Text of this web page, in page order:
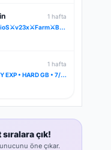
1 hafta
RavionKO⚔️AphellioS⚔️v23x⚔️Farm⚔️BETA 26.07.2026 [21:00] ⚔️OFFİCAL 31.07.2026 [21:00]⚔️Bakiye Ödüllü
1 hafta
⚔️ HeroesKO | EASY EXP • HARD GB • 7/24 CR • FARM & PK ⚔️
çık!
öne çıkar.